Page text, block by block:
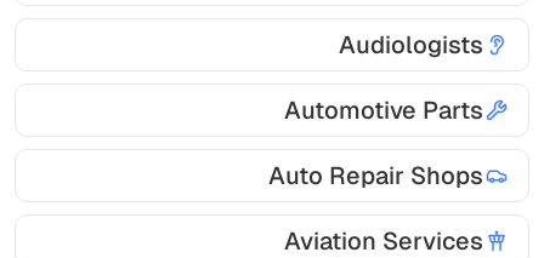
Audiologists
Automotive Parts
Auto Repair Shops
Aviation Services